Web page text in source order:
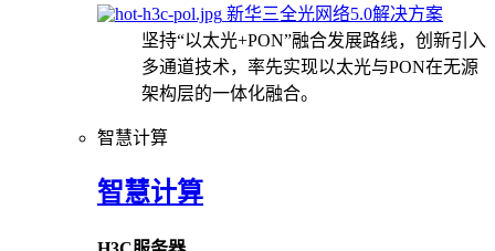
新华三全光网络5.0解决方案
坚持“以太光+PON”融合发展路线，创新引入
多通道技术，率先实现以太光与PON在无源
架构层的一体化融合。
智慧计算
智慧计算